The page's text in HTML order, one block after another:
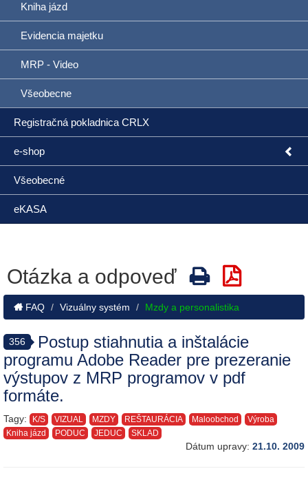
Kniha jázd
Evidencia majetku
MRP - Video
Všeobecne
Registračná pokladnica CRLX
e-shop
Všeobecné
eKASA
Otázka a odpoveď
FAQ Vizuálny systém Mzdy a personalistika
356
Postup stiahnutia a inštalácie
programu Adobe Reader pre prezeranie
výstupov z MRP programov v pdf
formáte.
Tagy: K/S VIZUAL MZDY REŠTAURÁCIA Maloobchod
Výroba
Kniha jázd
PODUC JEDUC SKLAD
Dátum upravy: 21.10. 2009